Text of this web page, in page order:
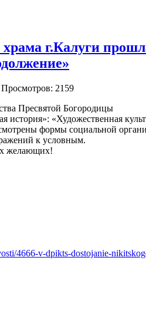
г.Калуги
Просмотров: 2159
Пресвятой Богородицы
«Художественная
формы социальной
к условным.
желающих!
4666-v-dpikts-dostojanie-